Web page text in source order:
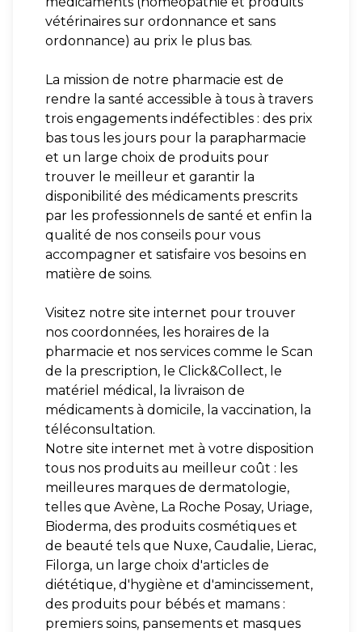
vétérinaires sur ordonnance et sans
ordonnance) au prix le plus bas.
La mission de notre pharmacie est de
rendre la santé accessible à tous à travers
trois engagements indéfectibles : des prix
bas tous les jours pour la parapharmacie
et un large choix de produits pour
trouver le meilleur et garantir la
disponibilité des médicaments prescrits
par les professionnels de santé et enfin la
qualité de nos conseils pour vous
accompagner et satisfaire vos besoins en
matière de soins.
Visitez notre site internet pour trouver
nos coordonnées, les horaires de la
pharmacie et nos services comme le Scan
de la prescription, le Click&Collect, le
matériel médical, la livraison de
médicaments à domicile, la vaccination, la
téléconsultation.
Notre site internet met à votre disposition
tous nos produits au meilleur coût : les
meilleures marques de dermatologie,
telles que Avène, La Roche Posay, Uriage,
Bioderma, des produits cosmétiques et
de beauté tels que Nuxe, Caudalie, Lierac,
Filorga, un large choix d'articles de
diététique, d'hygiène et d'amincissement,
des produits pour bébés et mamans :
premiers soins, pansements et masques